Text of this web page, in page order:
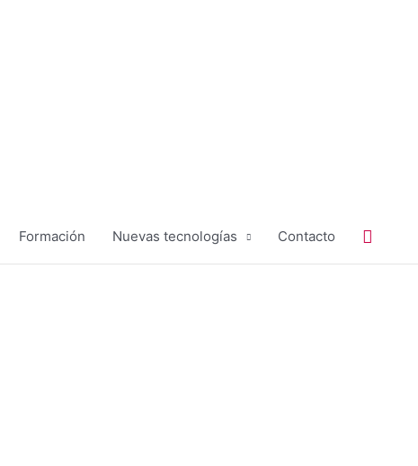
Formación Nuevas tecnologías Contacto Buscar